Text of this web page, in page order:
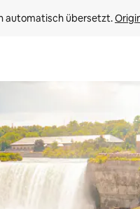
automatisch übersetzt.